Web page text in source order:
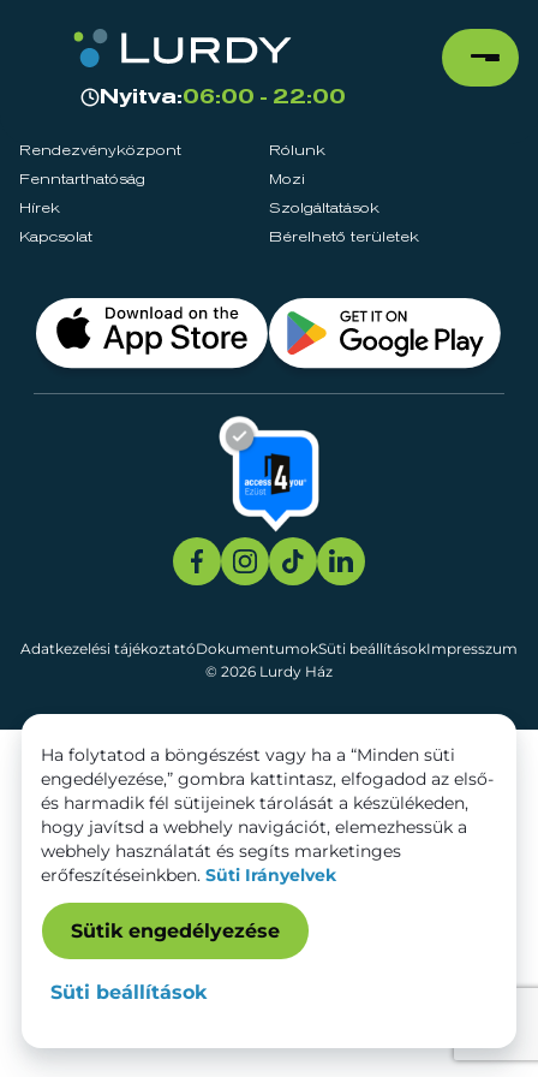
Nyitva:06:00 - 22:00
Rendezvényközpont
Rólunk
Fenntarthatóság
Mozi
Hírek
Szolgáltatások
Kapcsolat
Bérelhető területek
© 2026 Lurdy Ház
Adatkezelési tájékoztatóDokumentumokSüti beállításokImpresszum
Ha folytatod a böngészést vagy ha a “Minden süti
engedélyezése,” gombra kattintasz, elfogadod az első-
és harmadik fél sütijeinek tárolását a készülékeden,
hogy javítsd a webhely navigációt, elemezhessük a
webhely használatát és segíts marketinges
erőfeszítéseinkben. Süti Irányelvek
Sütik engedélyezése
Süti beállítások